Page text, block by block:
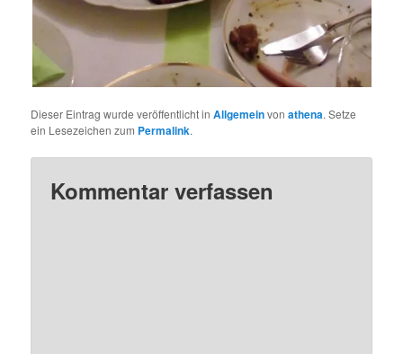
Dieser Eintrag wurde veröffentlicht inAllgemeinvonathena. Setze
ein Lesezeichen zum Permalink.
Kommentar verfassen